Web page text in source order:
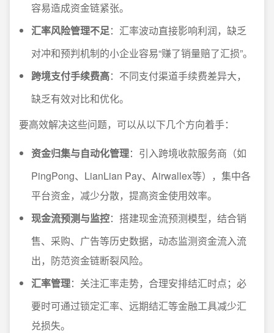
容易造成资金链紧张。
汇率风险管理不足：汇率波动直接影响利润，缺乏
对冲和预判机制的小企业容易“赚了销量赔了汇损”。
跨境支付手续费高：不同支付渠道手续费差异大，
缺乏有效对比和优化。
要高效解决这些问题，可以从以下几个方向着手：
资金归集与自动化管理：引入跨境收款服务商（如
PingPong、LianLian Pay、Airwallex等），集中各
平台资金，减少分散，提高资金使用效率。
现金流预测与监控：搭建现金流预测模型，结合销
售、采购、广告等历史数据，动态监测资金流入流
出，防范资金链断裂风险。
汇率管理：关注汇率走势，合理安排结汇时点；必
要时可通过锁定汇率、远期结汇等金融工具减少汇
兑损失。